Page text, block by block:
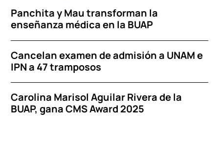
Panchita y Mau transforman la
enseñanza médica en la BUAP
Cancelan examen de admisión a UNAM e
IPN a 47 tramposos
Carolina Marisol Aguilar Rivera de la
BUAP, gana CMS Award 2025